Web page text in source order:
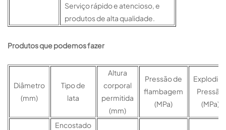
Serviço rápido e atencioso, e
produtos de alta qualidade.
Produtos que podemos fazer
Diâmetro
(mm)
Tipo de
lata
Altura
corporal
permitida
(mm)
Pressão de
flambagem
(MPa)
Pressão
(MPa)
Encostado